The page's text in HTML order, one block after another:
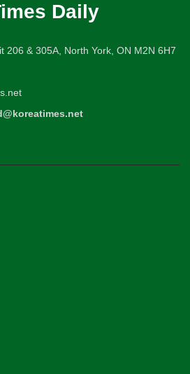
Daily
206 & 305A, North York, ON M2N 6H7